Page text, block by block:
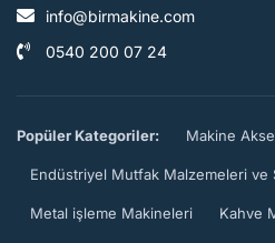
info@birmakine.com
0540 200 07 24
Popüler Kategoriler: Makine
Endüstriyel Mutfak Malzemeleri ve
Metal işleme Makineleri Kahve